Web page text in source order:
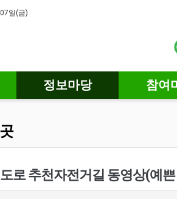
일(금)
정보마당 참여
로 추천자전거길 동영상(예